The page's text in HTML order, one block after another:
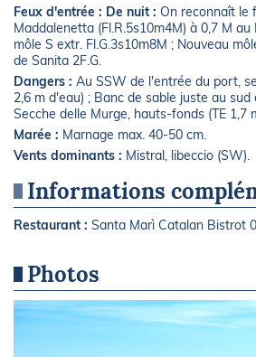
Feux d'entrée : De nuit : On reconnaît le
Maddalenetta (Fl.R.5s10m4M) à 0,7 M
môle S extr. Fl.G.3s10m8M ; Nouveau
de Sanita 2F.G.
Dangers : Au SSW de l'entrée du port,
2,6 m d'eau) ; Banc de sable juste au
Secche delle Murge, hauts-fonds (TE 1,7
Marée : Marnage max. 40-50 cm.
Vents dominants : Mistral, libeccio (SW).
Informations
Restaurant : Santa Marì Catalan Bistrot
Photos